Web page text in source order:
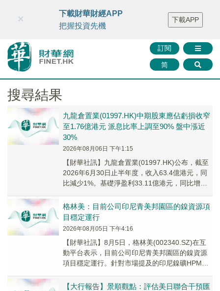
財華智庫網 FINTV FINMETA 財華證券 媒體矩陣
智庫沙龍
聯絡我們
訂閱
简
×
下載財華財經APP
把握投資先機
下載APP
搜尋結果
九龍倉置業(01997.HK)中期股東應佔虧損收窄
至1.76億港元 派息比率上調至90% 盤中漲近
30%
2026年08月06日 下午1:15
【財華社訊】九龍倉置業(01997.HK)公布，截至
2026年6月30日止半年度，收入63.4億港元，同
比減少1%。基礎淨盈利33.11億港元，同比增加
格林美：目前公司印尼青美邦園區的鎳資源項
目穩定運行
2026年08月05日 下午4:16
【財華社訊】8月5日，格林美(002340.SZ)在互
動平台表示，目前公司印尼青美邦園區的鎳資源
項目穩定運行。針對市場提及的印尼鎳礦HPM計
【大行報告】景順觀點：評估美日聯合干預匯